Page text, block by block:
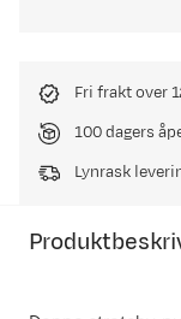
Fri frakt over
100 dagers
Lynrask